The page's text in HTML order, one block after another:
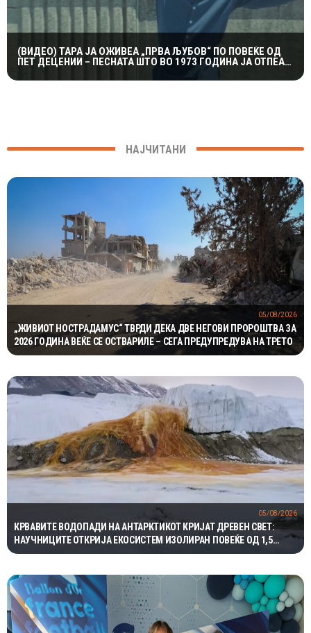
(ВИДЕО) ТАРА ЈА ОЖИВЕА „ПРВА ЉУБОВ“ ПО ПОВЕЌЕ ОД
ПЕТ ДЕЦЕНИИ – ПЕСНАТА ШТО ВО 1973 ГОДИНА ЈА ОТПЕАЛ
НАЈЧИТАНИ
„ЖИВИОТ НОСТРАДАМУС“ ТВРДИ ДЕКА ДВЕ НЕГОВИ ПРОРОШТВА ЗА
2026 ГОДИНА ВЕЌЕ СЕ ОСТВАРИЛЕ – СЕГА ПРЕДУПРЕДУВА НА ТРЕТО
05/08/2026
КРВАВИТЕ ВОДОПАДИ НА АНТАРКТИКОТ КРИЈАТ ДРЕВЕН СВЕТ:
НАУЧНИЦИТЕ ОТКРИЈА ЕКОСИСТЕМ ИЗОЛИРАН ПОВЕЌЕ ОД 1,5
МИЛИОНИ ГОДИНИ
05/08/2026